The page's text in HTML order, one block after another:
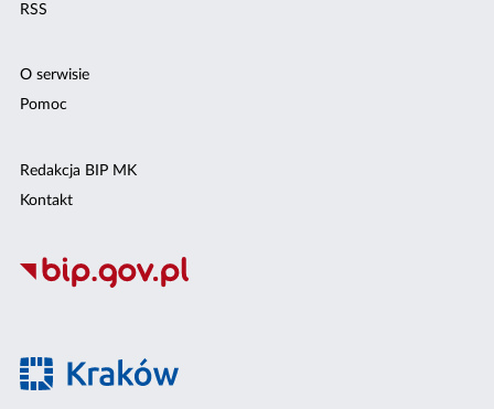
RSS
O serwisie
Pomoc
Redakcja BIP MK
Kontakt